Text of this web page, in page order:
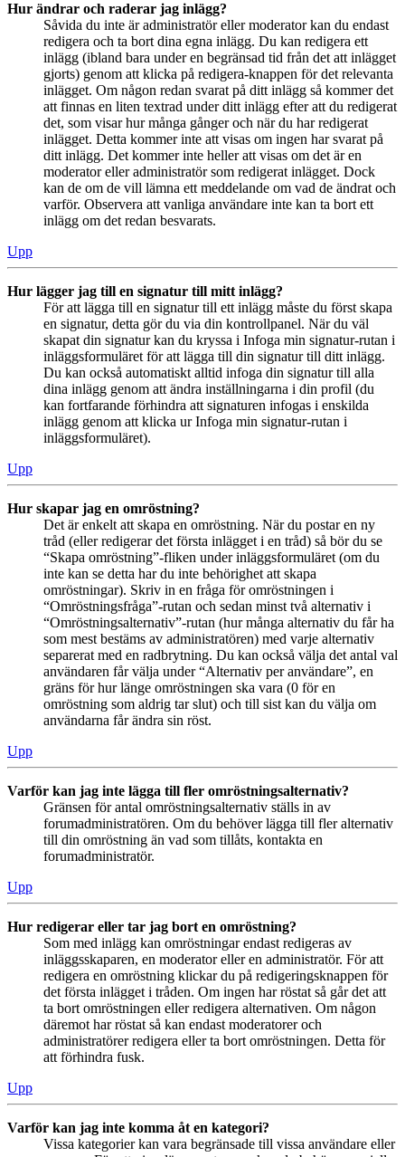
Hur ändrar och raderar jag inlägg?
Såvida du inte är administratör eller moderator kan du endast
redigera och ta bort dina egna inlägg. Du kan redigera ett
inlägg (ibland bara under en begränsad tid från det att inlägget
gjorts) genom att klicka på redigera-knappen för det relevanta
inlägget. Om någon redan svarat på ditt inlägg så kommer det
att finnas en liten textrad under ditt inlägg efter att du redigerat
det, som visar hur många gånger och när du har redigerat
inlägget. Detta kommer inte att visas om ingen har svarat på
ditt inlägg. Det kommer inte heller att visas om det är en
moderator eller administratör som redigerat inlägget. Dock
kan de om de vill lämna ett meddelande om vad de ändrat och
varför. Observera att vanliga användare inte kan ta bort ett
inlägg om det redan besvarats.
Upp
Hur lägger jag till en signatur till mitt inlägg?
För att lägga till en signatur till ett inlägg måste du först skapa
en signatur, detta gör du via din kontrollpanel. När du väl
skapat din signatur kan du kryssa i Infoga min signatur-rutan i
inläggsformuläret för att lägga till din signatur till ditt inlägg.
Du kan också automatiskt alltid infoga din signatur till alla
dina inlägg genom att ändra inställningarna i din profil (du
kan fortfarande förhindra att signaturen infogas i enskilda
inlägg genom att klicka ur Infoga min signatur-rutan i
inläggsformuläret).
Upp
Hur skapar jag en omröstning?
Det är enkelt att skapa en omröstning. När du postar en ny
tråd (eller redigerar det första inlägget i en tråd) så bör du se
“Skapa omröstning”-fliken under inläggsformuläret (om du
inte kan se detta har du inte behörighet att skapa
omröstningar). Skriv in en fråga för omröstningen i
“Omröstningsfråga”-rutan och sedan minst två alternativ i
“Omröstningsalternativ”-rutan (hur många alternativ du får ha
som mest bestäms av administratören) med varje alternativ
separerat med en radbrytning. Du kan också välja det antal val
användaren får välja under “Alternativ per användare”, en
gräns för hur länge omröstningen ska vara (0 för en
omröstning som aldrig tar slut) och till sist kan du välja om
användarna får ändra sin röst.
Upp
Varför kan jag inte lägga till fler omröstningsalternativ?
Gränsen för antal omröstningsalternativ ställs in av
forumadministratören. Om du behöver lägga till fler alternativ
till din omröstning än vad som tillåts, kontakta en
forumadministratör.
Upp
Hur redigerar eller tar jag bort en omröstning?
Som med inlägg kan omröstningar endast redigeras av
inläggsskaparen, en moderator eller en administratör. För att
redigera en omröstning klickar du på redigeringsknappen för
det första inlägget i tråden. Om ingen har röstat så går det att
ta bort omröstningen eller redigera alternativen. Om någon
däremot har röstat så kan endast moderatorer och
administratörer redigera eller ta bort omröstningen. Detta för
att förhindra fusk.
Upp
Varför kan jag inte komma åt en kategori?
Vissa kategorier kan vara begränsade till vissa användare eller